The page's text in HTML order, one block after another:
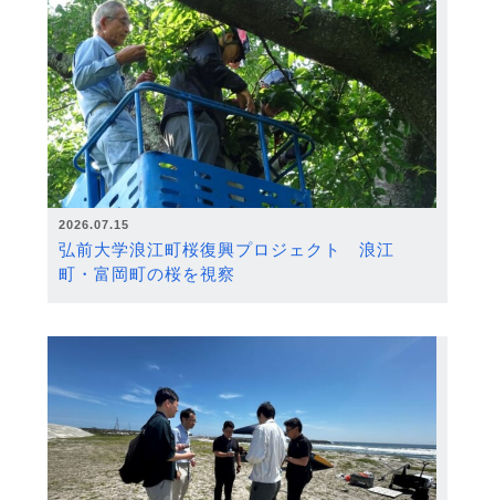
2026.07.15
弘前大学浪江町桜復興プロジェクト 浪江
町・富岡町の桜を視察